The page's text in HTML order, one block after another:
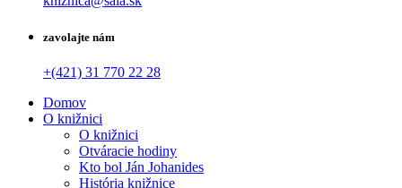
zavolajte nám
+(421) 31 770 22 28
Domov
O knižnici
O knižnici
Otváracie hodiny
Kto bol Ján Johanides
História knižnice